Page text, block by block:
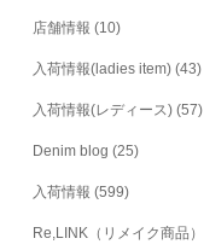
店舗情報 (10)
入荷情報(ladies item) (43)
入荷情報(レディース) (57)
Denim blog (25)
入荷情報 (599)
Re,LINK（リメイク商品）